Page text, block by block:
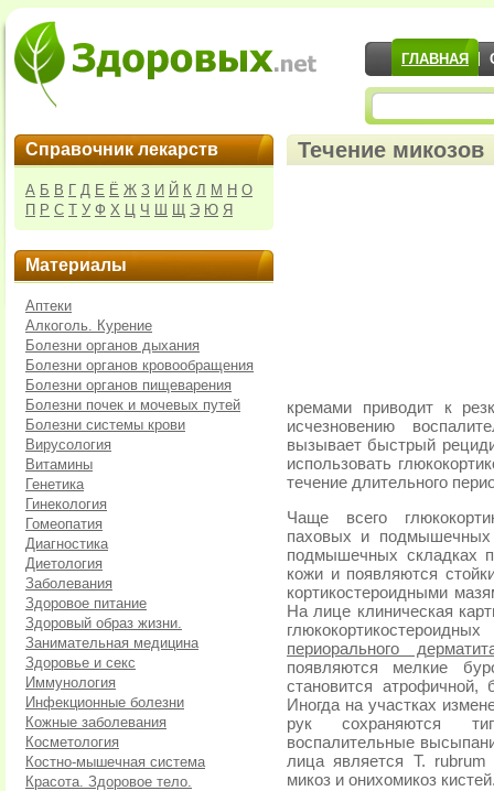
ГЛАВНАЯ
Справочник лекарств
А Б В Г Д Е Ё Ж З И Й К Л М Н О
П Р С Т У Ф Х Ц Ч Ш Щ Э Ю Я
Материалы
Аптеки
Алкоголь. Курение
Болезни органов дыхания
Болезни органов кровообращения
Болезни органов пищеварения
Болезни почек и мочевых путей
Болезни системы крови
Вирусология
Витамины
Генетика
Гинекология
Гомеопатия
Диагностика
Диетология
Заболевания
Здоровое питание
Здоровый образ жизни.
Занимательная медицина
Здоровье и секс
Иммунология
Инфекционные болезни
Кожные заболевания
Косметология
Костно-мышечная система
Красота. Здоровое тело.
Течение микозов
кремами приводит к
исчезновению
вызывает быстрый
использовать
течение длительного
Чаще всего
паховых и
подмышечных складках
кожи и появляются
кортикостероидными
На лице клиническая
периорального
появляются мелкие
становится атрофичной,
Иногда на участках
рук сохраняются
воспалительные
лица является T.
микоз и онихомикоз